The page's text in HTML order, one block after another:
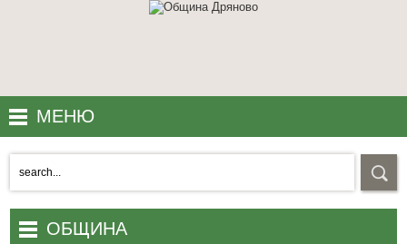
МЕНЮ
LOCATION
WEB CAMERAS
ОБЩИНА